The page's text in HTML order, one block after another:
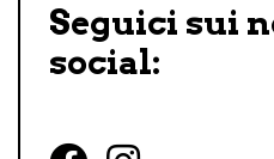
Seguici sui
social: